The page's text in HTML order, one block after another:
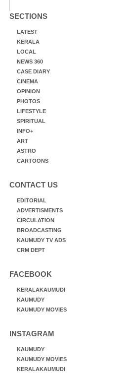
SECTIONS
LATEST
KERALA
LOCAL
NEWS 360
CASE DIARY
CINEMA
OPINION
PHOTOS
LIFESTYLE
SPIRITUAL
INFO+
ART
ASTRO
CARTOONS
CONTACT US
EDITORIAL
ADVERTISMENTS
CIRCULATION
BROADCASTING
KAUMUDY TV ADS
CRM DEPT
FACEBOOK
KERALAKAUMUDI
KAUMUDY
KAUMUDY MOVIES
INSTAGRAM
KAUMUDY
KAUMUDY MOVIES
KERALAKAUMUDI